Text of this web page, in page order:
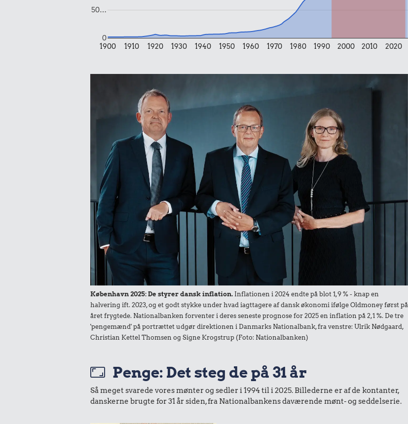
10 karklude
33 kr.
74 kr. 7,94 kr.
1 liter mælk
10 kg gas
3,28 kr.
16 kr.
1 dåse suppe
625 kr.
København-
Mallorca
35 kr.
Avis
45 kr.
100 g garn
35 kr.
1/2 kg hakket
oksekød
1900 1910 1920 1930 1940 1950 1960 1970 1980 1990 2000 2010 2020
0
50…
København 2025: De styrer dansk inflation. Inflationen i 2024 endte på blot 1,9 % - knap en
halvering ift. 2023, og et godt stykke under hvad iagttagere af dansk økonomi ifølge Oldmoney først på
året frygtede. Nationalbanken forventer i deres seneste prognose for 2025 en inflation på 2,1 %. De tre
'pengemænd' på portrættet udgør direktionen i Danmarks Nationalbank, fra venstre: Ulrik Nødgaard,
Christian Kettel Thomsen og Signe Krogstrup (Foto: Nationalbanken)
Penge: Det steg de på 31 år
Så meget svarede vores mønter og sedler i 1994 til i 2025. Billederne er af de kontanter,
danskerne brugte for 31 år siden, fra Nationalbankens daværende mønt- og seddelserie.